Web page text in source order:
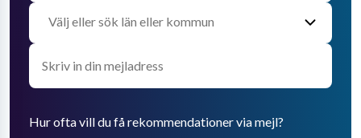
Hur ofta vill du få rekommendationer via mejl?